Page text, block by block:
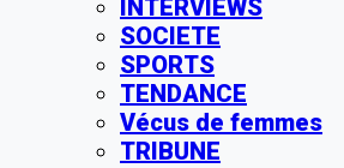
INTERVIEWS
SOCIETE
SPORTS
TENDANCE
Vécus de femmes
TRIBUNE